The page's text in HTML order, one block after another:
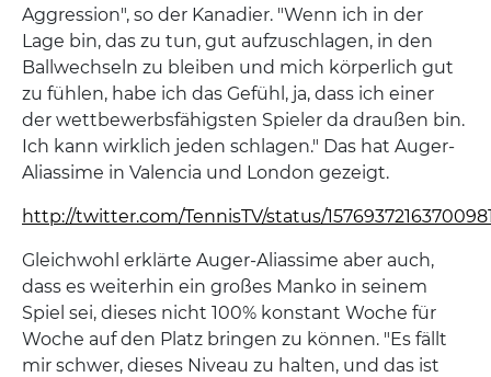
Aggression", so der Kanadier. "Wenn ich in der
Lage bin, das zu tun, gut aufzuschlagen, in den
Ballwechseln zu bleiben und mich körperlich gut
zu fühlen, habe ich das Gefühl, ja, dass ich einer
der wettbewerbsfähigsten Spieler da draußen bin.
Ich kann wirklich jeden schlagen." Das hat Auger-
Aliassime in Valencia und London gezeigt.
http://twitter.com/TennisTV/status/
Gleichwohl erklärte Auger-Aliassime aber auch,
dass es weiterhin ein großes Manko in seinem
Spiel sei, dieses nicht 100% konstant Woche für
Woche auf den Platz bringen zu können. "Es fällt
mir schwer, dieses Niveau zu halten, und das ist